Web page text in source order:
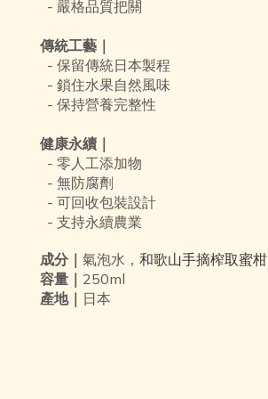
- 嚴格品質把關
傳統工藝｜
- 保留傳統日本製程
- 鎖住水果自然風味
- 保持營養完整性
健康永續｜
- 零人工添加物
- 無防腐劑
- 可回收包裝設計
- 支持永續農業
成分｜ 氣泡水， 和歌山手摘榨取蜜柑
容量｜ 250ml
產地｜ 日本